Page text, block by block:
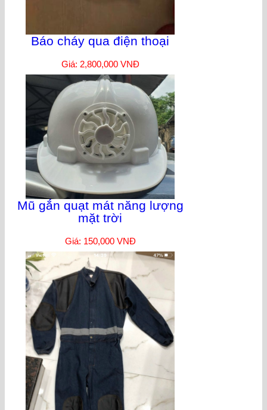
Báo cháy qua điện thoại
Giá: 2,800,000 VNĐ
Mũ gắn quạt mát năng lượng
mặt trời
Giá: 150,000 VNĐ